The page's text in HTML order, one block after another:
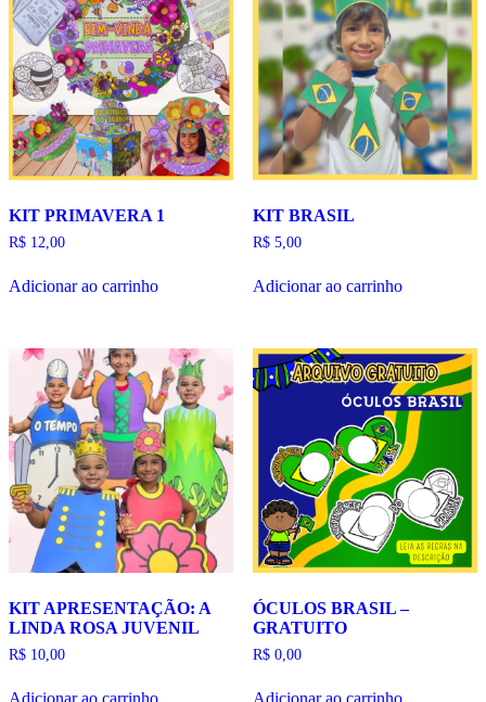
KIT PRIMAVERA 1
R$ 12,00
Adicionar ao carrinho
KIT BRASIL
R$5,00
Adicionar ao carrinho
KIT APRESENTAÇÃO: A
LINDA ROSA JUVENIL
R$ 10,00
Adicionar ao carrinho
ÓCULOS BRASIL –
GRATUITO
R$0,00
Adicionar ao carrinho